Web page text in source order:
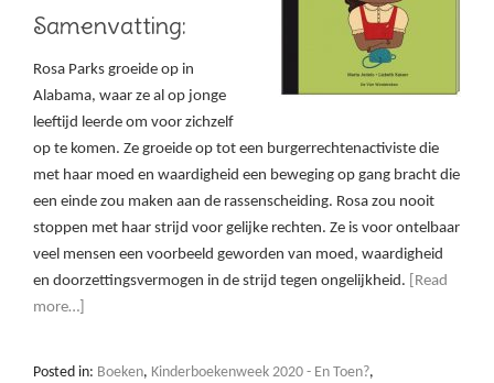
Samenvatting:
Rosa Parks groeide op in
Alabama, waar ze al op jonge
leeftijd leerde om voor zichzelf
op te komen. Ze groeide op tot een burgerrechtenactiviste die
met haar moed en waardigheid een beweging op gang bracht die
een einde zou maken aan de rassenscheiding. Rosa zou nooit
stoppen met haar strijd voor gelijke rechten. Ze is voor ontelbaar
veel mensen een voorbeeld geworden van moed, waardigheid
en doorzettingsvermogen in de strijd tegen ongelijkheid.
[Read
more…]
Posted in: Boeken, Kinderboekenweek 2020 - En Toen?,